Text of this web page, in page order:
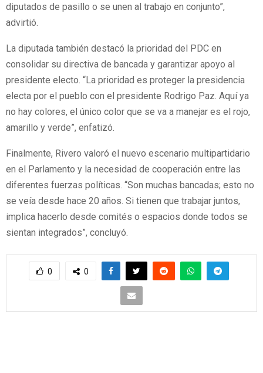
diputados de pasillo o se unen al trabajo en conjunto”,
advirtió.
La diputada también destacó la prioridad del PDC en
consolidar su directiva de bancada y garantizar apoyo al
presidente electo. “La prioridad es proteger la presidencia
electa por el pueblo con el presidente Rodrigo Paz. Aquí ya
no hay colores, el único color que se va a manejar es el rojo,
amarillo y verde”, enfatizó.
Finalmente, Rivero valoró el nuevo escenario multipartidario
en el Parlamento y la necesidad de cooperación entre las
diferentes fuerzas políticas. “Son muchas bancadas; esto no
se veía desde hace 20 años. Si tienen que trabajar juntos,
implica hacerlo desde comités o espacios donde todos se
sientan integrados”, concluyó.
0 0